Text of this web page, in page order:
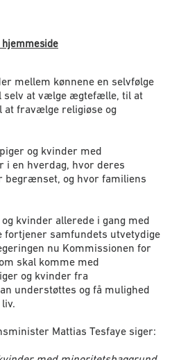
hjemmeside
mellem kønnene en selvfølge
selv at vælge ægtefælle, til at
at fravælge religiøse og
og kvinder med
i en hverdag, hvor deres
begrænset, og hvor familiens
kvinder allerede i gang med
fortjener samfundets utvetydige
nu Kommissionen for
skal komme med
og kvinder fra
understøttes og få mulighed
Mattias Tesfaye siger: